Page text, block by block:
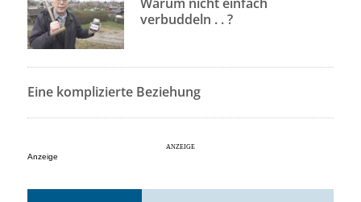
verbuddeln . . ?
Eine komplizierte Beziehung
Anzeige